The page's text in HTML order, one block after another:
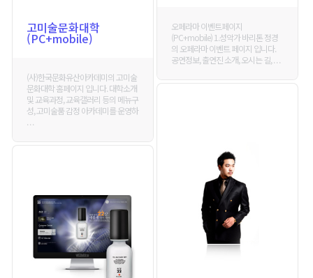
고미술문화대학
(PC+mobile)
(사)한국문화유산아카데미의 고미술
문화대학 홈페이지 입니다. 대학소개
및 교육과정, 교육갤러리 등의 메뉴구
성, 고미술품 감정 아카데미를 운영하
. . .
오페라마 이벤트페이지
(PC+mobile) 1.성악가 바리톤 정경
의 오페라마 이벤트 페이지 입니다.
공연정보, 출연진 소개, 오시는 길, . . .